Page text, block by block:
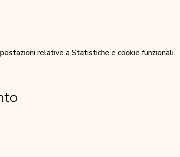
relative a Statistiche e cookie funzionali.